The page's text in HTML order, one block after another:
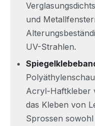
und
UV-Strahlen.
Acryl-Haftkleber
das Kleben von
Sprossen